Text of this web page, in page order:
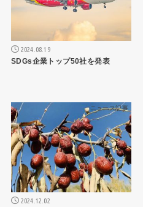
2024.08.19
SDGs企業トップ50社を発表
ニュース記事
2024.12.02